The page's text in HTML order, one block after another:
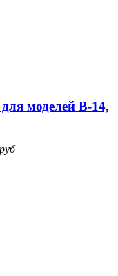
моделей B-14,
руб